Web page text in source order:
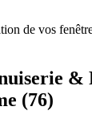
de vos
&
(76)